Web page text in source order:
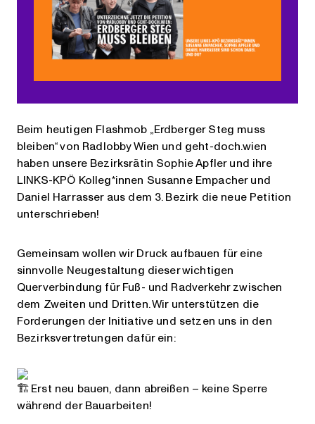
Beim heutigen Flashmob „Erdberger Steg muss
bleiben“ von Radlobby Wien und geht-doch.wien
haben unsere Bezirksrätin Sophie Apfler und ihre
LINKS-KPÖ Kolleg*innen Susanne Empacher und
Daniel Harrasser aus dem 3. Bezirk die neue Petition
unterschrieben!
Gemeinsam wollen wir Druck aufbauen für eine
sinnvolle Neugestaltung dieser wichtigen
Querverbindung für Fuß- und Radverkehr zwischen
dem Zweiten und Dritten. Wir unterstützen die
Forderungen der Initiative und setzen uns in den
Bezirksvertretungen dafür ein:
Erst neu bauen, dann abreißen – keine Sperre
während der Bauarbeiten!